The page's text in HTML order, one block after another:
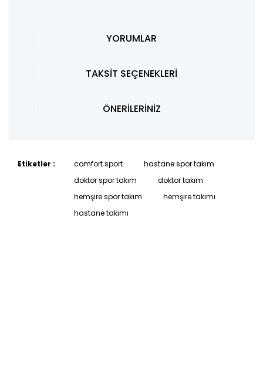
YORUMLAR
TAKSİT SEÇENEKLERİ
ÖNERİLERİNİZ
Etiketler : comfort sport
hastane spor takım
doktor spor takım
doktor takım
hemşire spor takım
hemşire takımı
hastane takımı